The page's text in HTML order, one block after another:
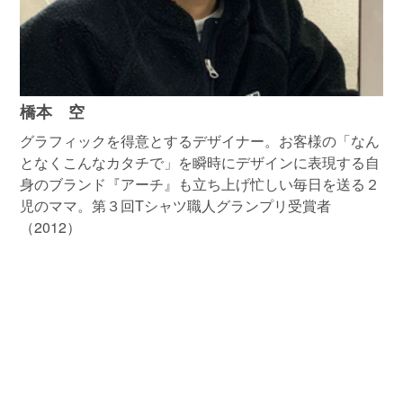
橋本 空
グラフィックを得意とするデザイナー。お客様の「なん
となくこんなカタチで」を瞬時にデザインに表現する自
身のブランド『アーチ』も立ち上げ忙しい毎日を送る２
児のママ。第３回Tシャツ職人グランプリ受賞者
（2012）